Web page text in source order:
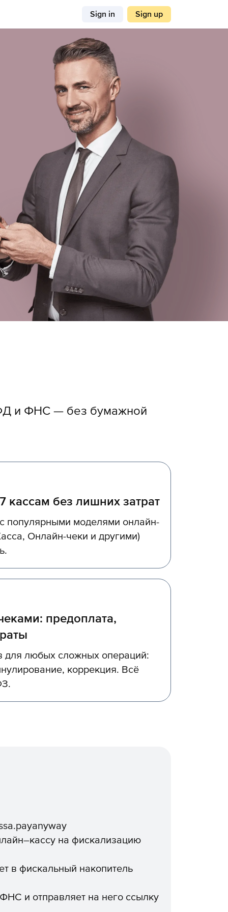
Sign in Sign up
и ФНС — без бумажной
кассам без лишних затрат
популярными моделями онлайн-
Онлайн-чеки и другими)
предоплата,
для любых сложных операций:
коррекция. Всё
на фискализацию
в фискальный накопитель
и отправляет на него ссылку